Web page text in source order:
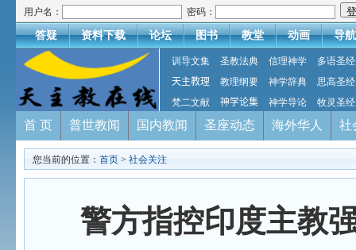
用户名： 密码：
答疑 资料下载 论坛 图书 教堂 动画 导航
训导文集 圣教法典 信理神学
多语圣经
天主教理
教理纲要 神学辞典
思高圣经
梵二文献
神学论集 神学导论 牧灵圣经
首 页 普世教闻 国内教闻 圣座动态 海外华人 社
您当前的位置： 首页 > 社会关注
警方指控印度主教